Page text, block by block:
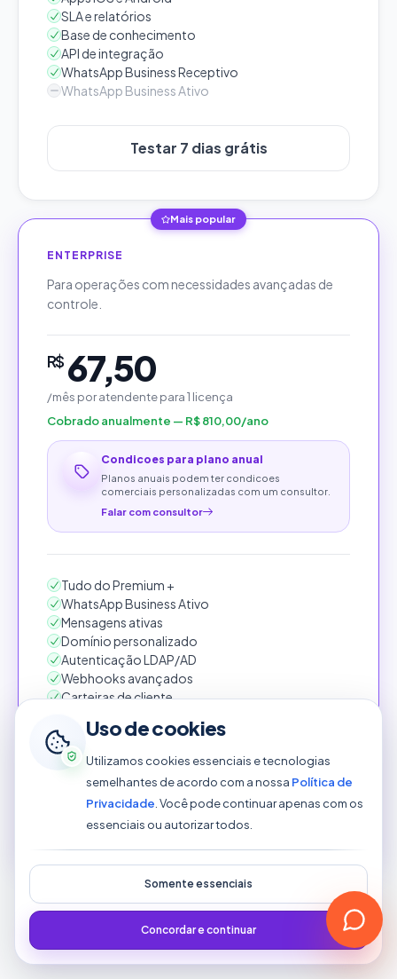
SLA e relatórios
Base de conhecimento
API de integração
WhatsApp Business Receptivo
WhatsApp Business Ativo
Testar 7 dias grátis
Mais popular
ENTERPRISE
Para operações com necessidades avançadas de
controle.
R$ 67,50
/mês por atendentepara1 licença
Cobrado anualmente — R$ 810,00/ano
Condicoes para plano anual
Planos anuais podem ter condicoes
comerciais personalizadas com um consultor.
Falar com consultor
Tudo do Premium +
WhatsApp Business Ativo
Mensagens ativas
Domínio personalizado
Autenticação LDAP/AD
Webhooks avançados
Carteiras de cliente
Kanban
E muito mais...
Testar 7 dias grátis
Sem cartão de crédito para testar. Dúvidas?
Uso de cookies
Utilizamos cookies essenciais e tecnologias
semelhantes de acordo com a nossa Política de
Privacidade . Você pode continuar apenas com os
essenciais ou autorizar todos.
Somente essenciais
Concordar e continuar